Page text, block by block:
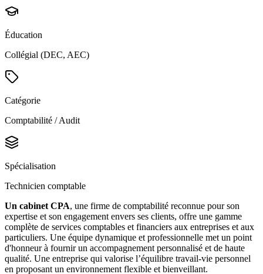
Éducation
Collégial (DEC, AEC)
Catégorie
Comptabilité / Audit
Spécialisation
Technicien comptable
Un cabinet CPA, une firme de comptabilité reconnue pour son
expertise et son engagement envers ses clients, offre une gamme
complète de services comptables et financiers aux entreprises et aux
particuliers. Une équipe dynamique et professionnelle met un point
d'honneur à fournir un accompagnement personnalisé et de haute
qualité. Une entreprise qui valorise l’équilibre travail-vie personnel
en proposant un environnement flexible et bienveillant.